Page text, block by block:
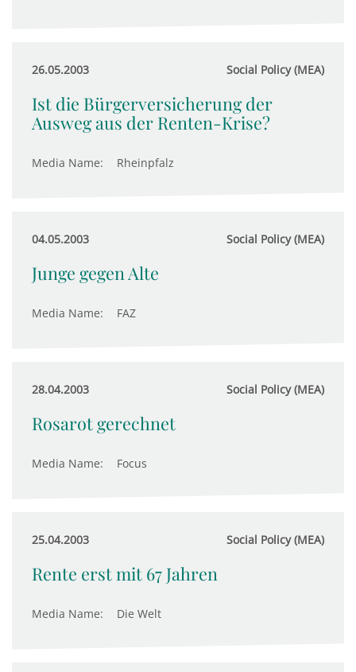
26.05.2003 Social Policy (MEA)
Ist die Bürgerversicherung der
Ausweg aus der Renten-Krise?
Media Name: Rheinpfalz
04.05.2003 Social Policy (MEA)
Junge gegen Alte
Media Name: FAZ
28.04.2003 Social Policy (MEA)
Rosarot gerechnet
Media Name: Focus
25.04.2003 Social Policy (MEA)
Rente erst mit 67 Jahren
Media Name: Die Welt